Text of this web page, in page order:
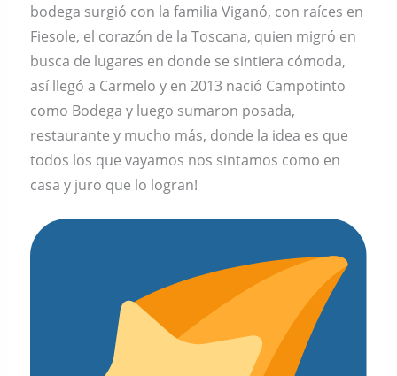
bodega surgió con la familia Viganó, con raíces en
Fiesole, el corazón de la Toscana, quien migró en
busca de lugares en donde se sintiera cómoda,
así llegó a Carmelo y en 2013 nació Campotinto
como Bodega y luego sumaron posada,
restaurante y mucho más, donde la idea es que
todos los que vayamos nos sintamos como en
casa y juro que lo logran!